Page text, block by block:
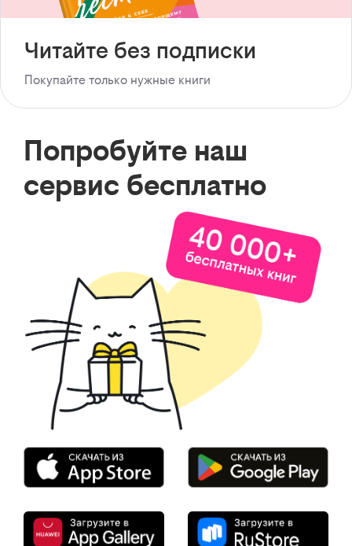
Читайте без подписки
Покупайте только нужные книги
Попробуйте наш
сервис бесплатно